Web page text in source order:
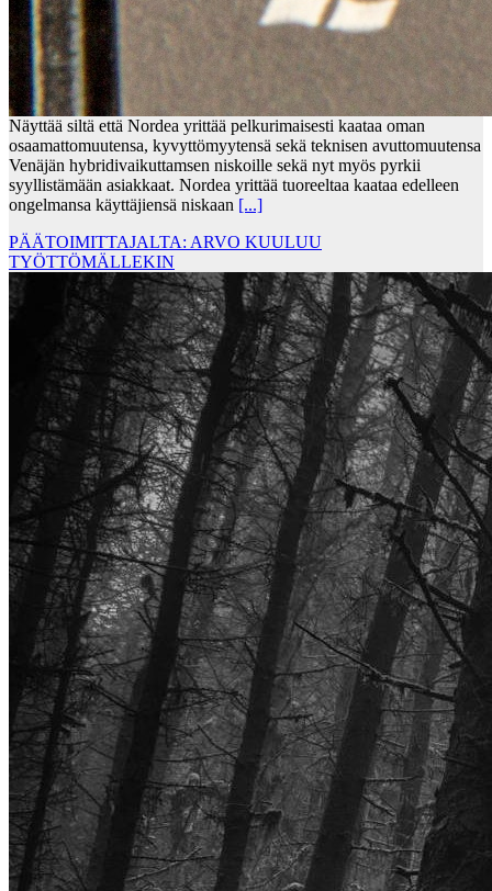
Näyttää siltä että Nordea yrittää pelkurimaisesti kaataa oman
osaamattomuutensa, kyvyttömyytensä sekä teknisen avuttomuutensa
Venäjän hybridivaikuttamsen niskoille sekä nyt myös pyrkii
syyllistämään asiakkaat. Nordea yrittää tuoreeltaa kaataa edelleen
ongelmansa käyttäjiensä niskaan [...]
PÄÄTOIMITTAJALTA: ARVO KUULUU
TYÖTTÖMÄLLEKIN